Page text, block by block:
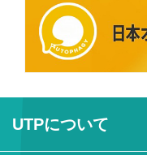
UTPについて